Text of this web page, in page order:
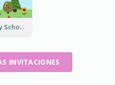
Wonderful Academy School Open Day 2020 Invitation
INVITACIONES